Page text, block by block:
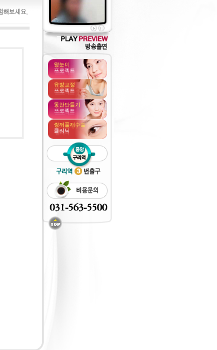
왕눈이
프로젝트
유방교정
프로젝트
동안만들기
프로젝트
쌍꺼풀재수술
클리닉